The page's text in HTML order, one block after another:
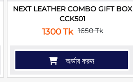
NEXT LEATHER COMBO GIFT BOX
CCK501
1300 Tk 1650 Tk
অর্ডার করুন